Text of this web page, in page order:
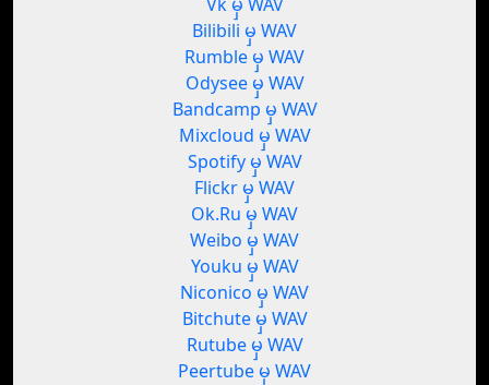
Bilibili မှ WAV
Rumble မှ WAV
Odysee မှ WAV
Bandcamp မှ WAV
Mixcloud မှ WAV
Spotify မှ WAV
Flickr မှ WAV
Ok.Ru မှ WAV
Weibo မှ WAV
Youku မှ WAV
Niconico မှ WAV
Bitchute မှ WAV
Rutube မှ WAV
Peertube မှ WAV